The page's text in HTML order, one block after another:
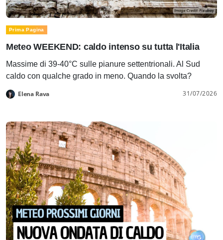
Prima Pagina
Meteo WEEKEND: caldo intenso su tutta l'Italia
Massime di 39-40°C sulle pianure settentrionali. Al Sud
caldo con qualche grado in meno. Quando la svolta?
Elena Rava 31/07/2026